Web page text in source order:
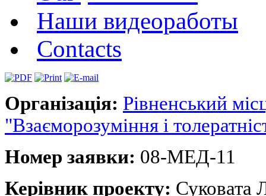
Наши видеоработы
Contacts
Організація: Рівненський
"Взаєморозуміння і
Номер заявки: 08-МЕД-11
Керівник проекту: Суковата